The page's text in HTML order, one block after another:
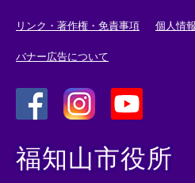
リンク・著作権・免責事項 個人情
バナー広告について
外
部
リ
外
リ
外
部
福知山市役所